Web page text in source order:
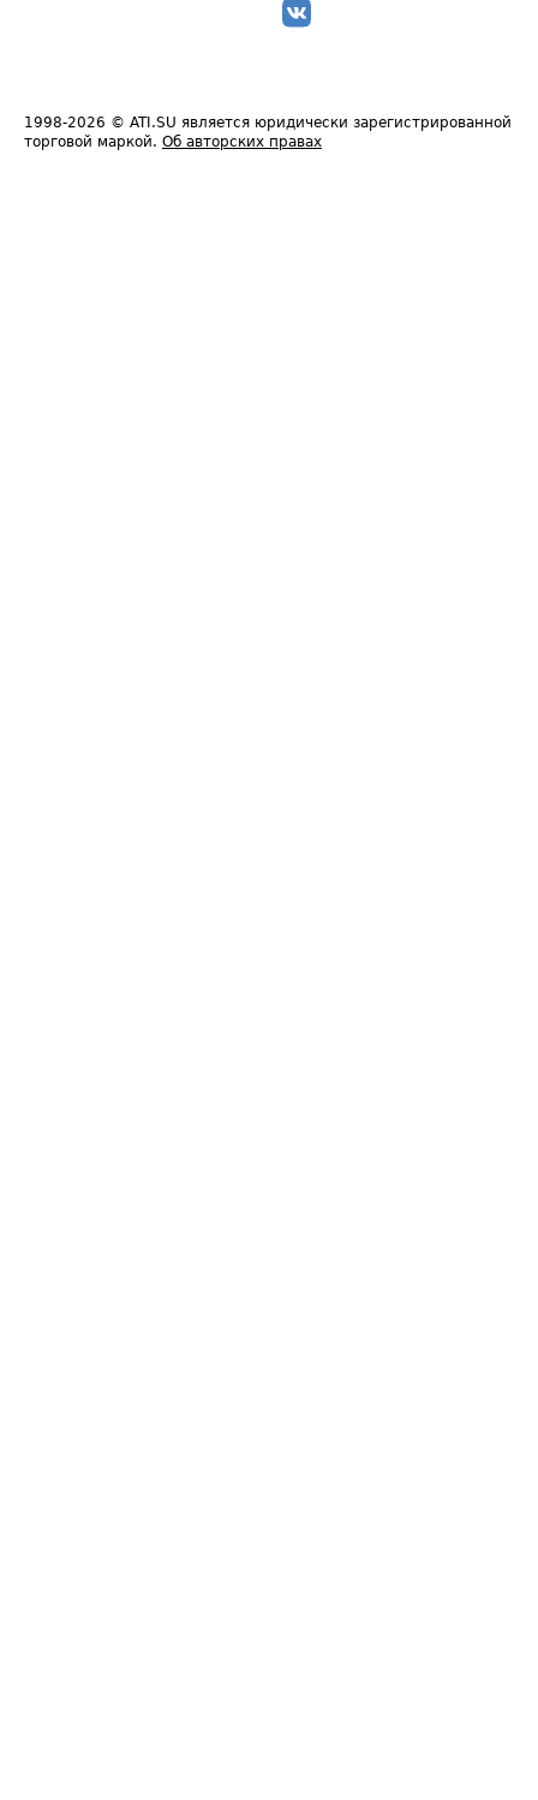
1998-2026 © ATI.SU является юридически зарегистрированной
торговой маркой. Об авторских правах